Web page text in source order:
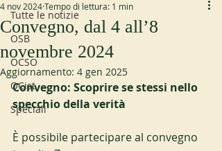
Tutte le notizie
OSB
OCSO
OCist
Speciali
Convegno, dal 4 all’8
novembre 2024
4 nov 2024Tempo di lettura: 1 min
Aggiornamento: 4 gen 2025
Convegno: Scoprire se stessi nello
specchio della verità
È possibile partecipare al convegno